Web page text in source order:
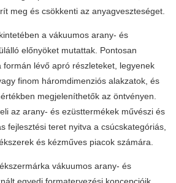
meg és csökkenti az anyagveszteséget.
a vákuumos arany- és
előnyöket mutattak. Pontosan
formán lévő apró részleteket, legyenek
finom háromdimenziós alakzatok, és
megjeleníthetők az öntvényen.
az arany- és ezüsttermékek művészi és
fejlesztési teret nyitva a csúcskategóriás,
és kézműves piacok számára.
vákuumos arany- és